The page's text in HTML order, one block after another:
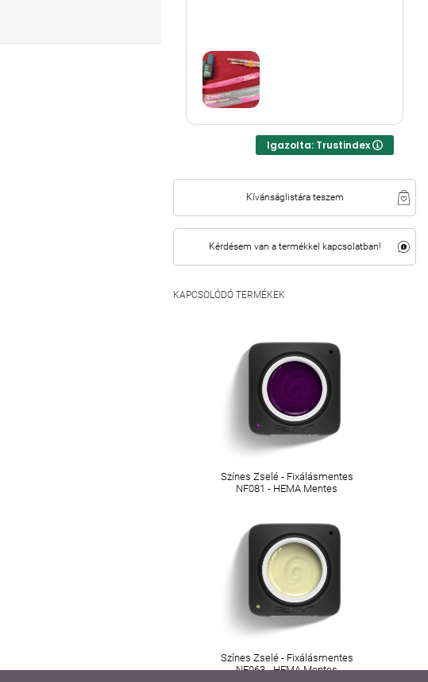
Igazolta: Trustindex
Kívánságlistára teszem
Kérdésem van a termékkel kapcsolatban!
KAPCSOLÓDÓ TERMÉKEK
Színes Zselé - Fixálásmentes
NF081 - HEMA Mentes
Színes Zselé - Fixálásmentes
NF063 - HEMA Mentes